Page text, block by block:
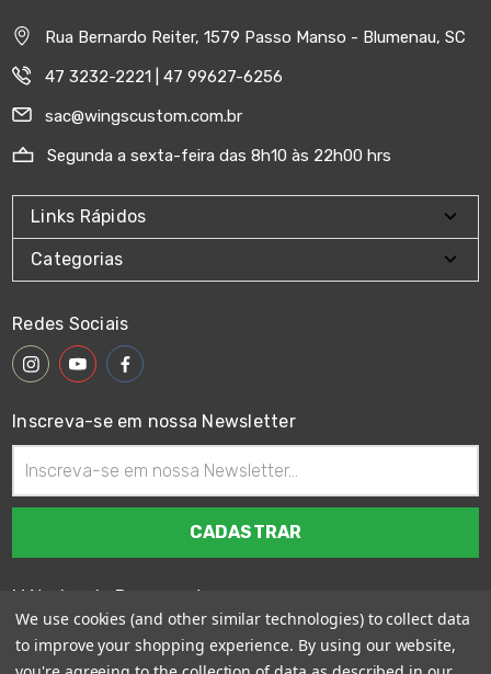
Rua Bernardo Reiter, 1579 Passo Manso - Blumenau, SC
47 3232-2221 | 47 99627-6256
sac@wingscustom.com.br
Segunda a sexta-feira das 8h10 às 22h00 hrs
Links Rápidos
Categorias
Redes Sociais
Inscreva-se em nossa Newsletter
de
email
Métodos de Pagamento
We use cookies (and other similar technologies) to collect data
to improve your shopping experience. By using our website,